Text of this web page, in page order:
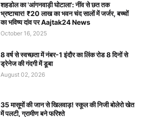
शहडोल का 'आंगनवाड़ी घोटाला': नींव से छत तक
भ्रष्टाचार! ₹20 लाख का भवन चंद सालों में जर्जर, बच्चों
का भविष्य दांव पर Aajtak24 News
October 16, 2025
8 वर्ष से स्वच्छता में नंबर-1 इंदौर का लिंक रोड 8 दिनों से
ड्रेनेज की गंदगी में डूबा
August 02, 2026
35 मासूमों की जान से खिलवाड़! स्कूल की निजी बोलेरो खेत
में पलटी, ग्रामीण बने फरिश्ते